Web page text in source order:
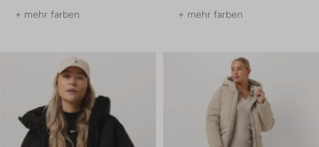
+ mehr farben + mehr farben